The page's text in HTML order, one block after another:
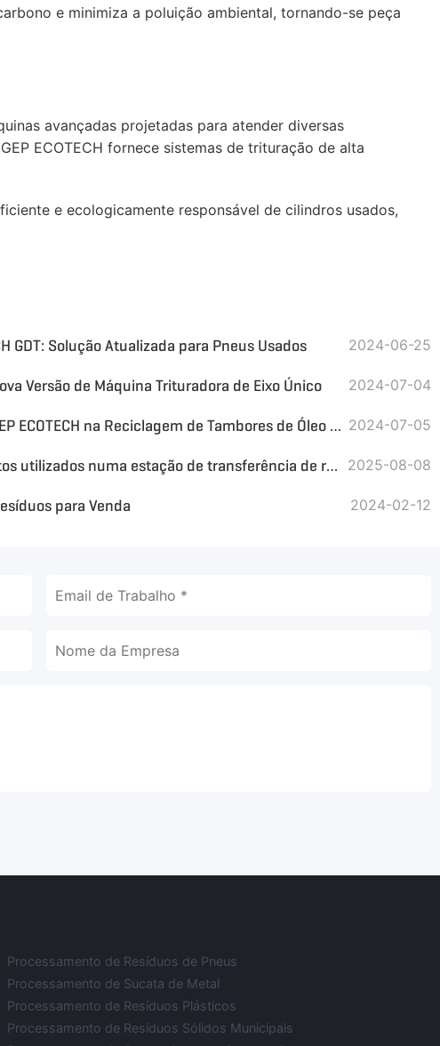
e minimiza a poluição ambiental, tornando-se peça
avançadas projetadas para atender diversas
ECOTECH fornece sistemas de trituração de alta
e ecologicamente responsável de cilindros usados,
GDT: Solução Atualizada para Pneus Usados 2024-06-25
Versão de Máquina Trituradora de Eixo Único 2024-07-04
Máquina Trituradora GEP ECOTECH na Reciclagem de Tambores de Óleo Residual 2024-07-05
Principais equipamentos utilizados numa estação de transferência de resíduos — Soluções eficientes e sustentáveis para a gestão de resíduos 2025-08-08
para Venda 2024-02-12
Processamento de Resíduos de Pneus
Processamento de Sucata de Metal
Processamento de Resíduos Plásticos
Processamento de Resíduos Sólidos Municipais